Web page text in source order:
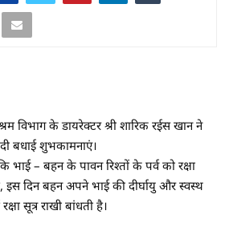
विभाग के डायरेक्टर श्री शारिक रईस खान ने
दी बधाई शुभकामनाएं।
भाई – बहन के पावन रिश्तों के पर्व को रक्षा
इस दिन बहन अपने भाई की दीर्घायु और स्वस्थ
सूत्र राखी बांधती है।